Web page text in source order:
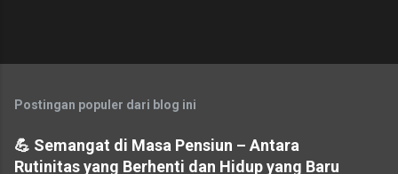
Postingan populer dari blog ini
💪 Semangat di Masa Pensiun – Antara
Rutinitas yang Berhenti dan Hidup yang Baru